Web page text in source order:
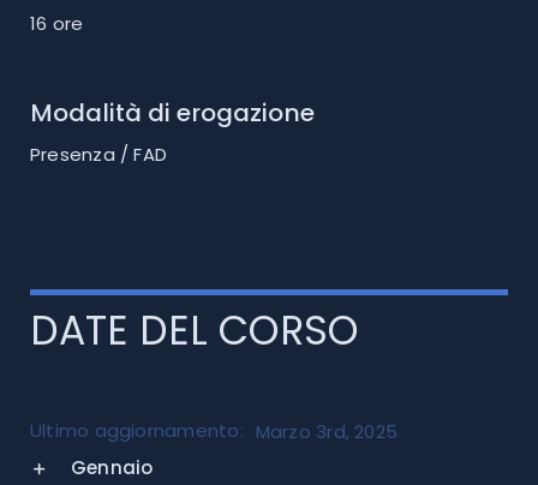
16 ore
Modalità di erogazione
Presenza / FAD
DATE DEL CORSO
Ultimo aggiornamento: Marzo 3rd, 2025
Gennaio